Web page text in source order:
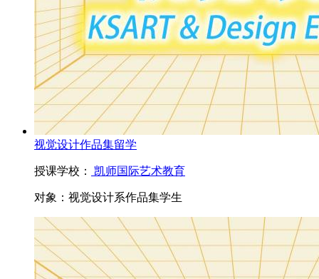
视觉设计作品集留学
授课学校： 凯师国际艺术教育
对象： 视觉设计系作品集学生